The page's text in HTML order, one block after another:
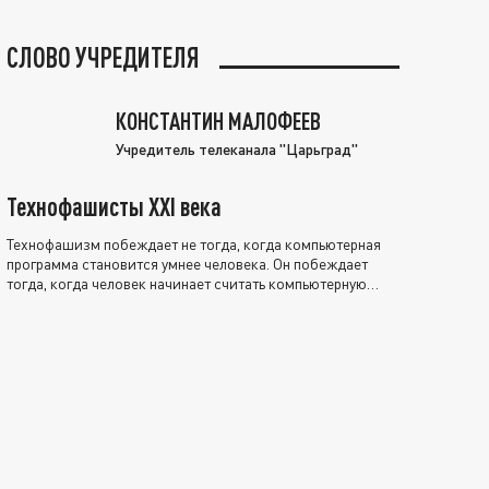
СЛОВО УЧРЕДИТЕЛЯ
КОНСТАНТИН МАЛОФЕЕВ
Учредитель телеканала "Царьград"
Технофашисты XXI века
Технофашизм побеждает не тогда, когда компьютерная
программа становится умнее человека. Он побеждает
тогда, когда человек начинает считать компьютерную